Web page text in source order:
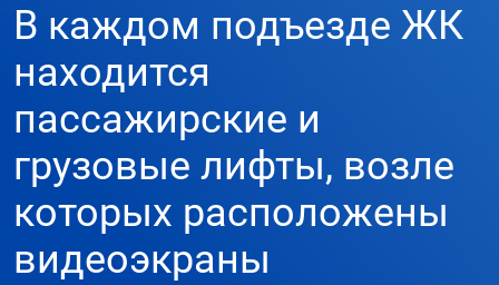
В каждом подъезде ЖК
находится
пассажирские и
грузовые лифты, возле
которых расположены
видеоэкраны